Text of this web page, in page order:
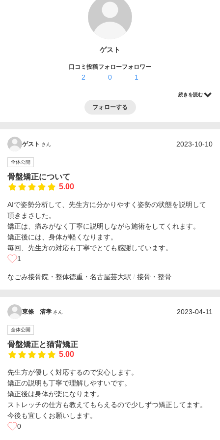
ゲスト
口コミ投稿
2
フォロー
0
フォロワー
1
続きを読む
フォローする
ゲスト さん 2023-10-10
全体公開
骨盤矯正について
5.00
AIで姿勢分析して、先生方に分かりやすく姿勢の状態を説明して
頂きまさした。
矯正は、痛みがなく丁寧に説明しながら施術をしてくれます。
矯正後には、身体が軽くなります。
毎回、先生方の対応も丁寧でとても感謝しています。
1
なごみ接骨院・整体徳重・名古屋芸大駅 接骨・整骨
東條 清孝 さん 2023-04-11
全体公開
骨盤矯正と猫背矯正
5.00
先生方が優しく対応するので安心します。
矯正の説明も丁寧で理解しやすいです。
矯正後は身体が楽になります。
ストレッチの仕方も教えてもらえるので少しずつ矯正してます。
今後も宜しくお願いします。
0